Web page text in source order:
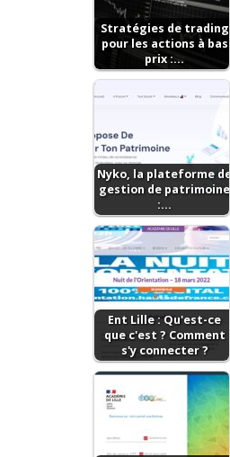
Stratégies de trading
pour les actions à bas
prix :…
Nyko, la plateforme de
gestion de patrimoine
:…
Ent Lille : Qu'est-ce
que c'est ? Comment
s'y connecter ?